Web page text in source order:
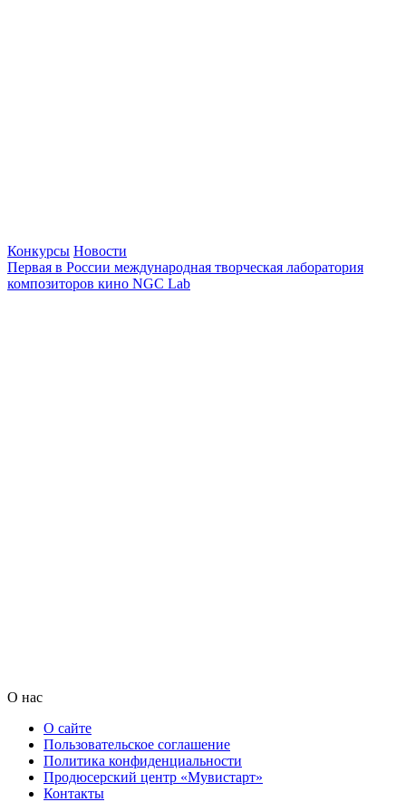
Конкурсы Новости
Первая в России международная творческая лаборатория
композиторов кино NGC Lab
О нас
О сайте
Пользовательское соглашение
Политика конфиденциальности
Продюсерский центр «Мувистарт»
Контакты